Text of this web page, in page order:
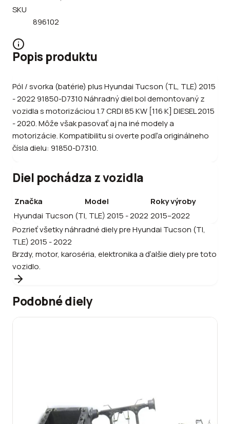
SKU
896102
Popis produktu
Pól / svorka (batérie) plus Hyundai Tucson (TL, TLE) 2015
- 2022 91850-D7310 Náhradný diel bol demontovaný z
vozidla s motorizáciou 1.7 CRDI 85 KW [116 K] DIESEL 2015
- 2020. Môže však pasovať aj na iné modely a
motorizácie. Kompatibilitu si overte podľa originálneho
čísla dielu: 91850-D7310.
Diel pochádza z vozidla
Značka Model
Roky výroby
Hyundai Tucson (Tl, TLE) 2015 - 2022 2015–2022
Pozrieť všetky náhradné diely preHyundai Tucson (Tl,
TLE) 2015 - 2022
Brzdy, motor, karoséria, elektronika a ďalšie diely pre toto
vozidlo.
Podobné diely